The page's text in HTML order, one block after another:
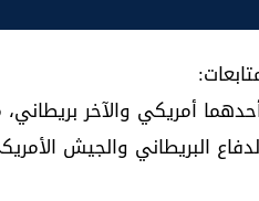
أمريكي والآخر
البريطاني والجيش